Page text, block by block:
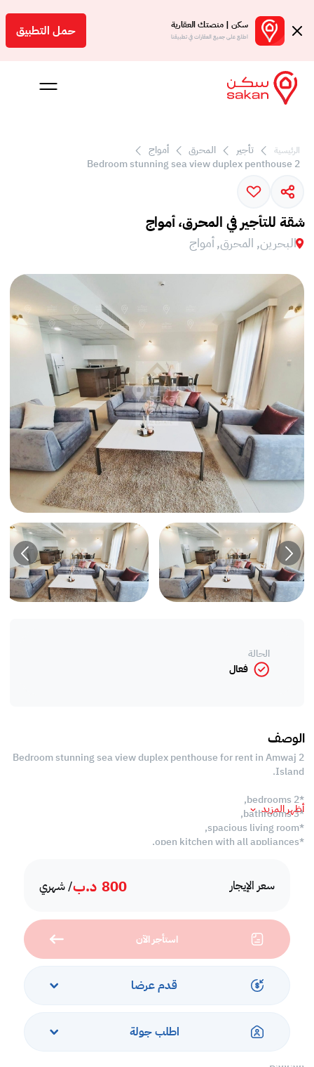
سكن | منصتك العقارية
اطلع على جميع العقارات في تطبيقنا حمل التطبيق
بالعمولة
الرئيسية تأجير المحرق
أمواج
2 Bedroom stunning sea view duplex penthouse
شقة للتأجير في المحرق، أمواج
البحرين, المحرق, أمواج
سعر الإيجار 800 د.ب/ شهري
استأجر الآن
قدم عرضا
اطلب جولة
الحالة
فعال
الوصف
2 Bedroom stunning sea view duplex penthouse for rent in Amwaj
Island.
*2 bedrooms,
*3 bathrooms,
*spacious living room,
*open kitchen with all appliances,
Rent: BD 800 inclusive
أظهر المزيد